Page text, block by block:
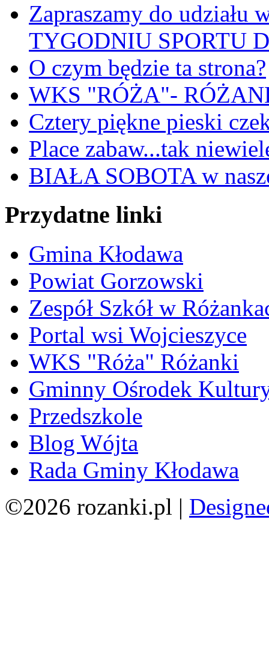
Zapraszamy do udziału
TYGODNIU SPORTU
O czym będzie ta strona?
WKS "RÓŻA"-
Cztery piękne pieski
Place zabaw...tak
BIAŁA SOBOTA w
Przydatne linki
Gmina Kłodawa
Powiat Gorzowski
Zespół Szkół w
Portal wsi Wojcieszyce
WKS "Róża" Różanki
Gminny Ośrodek
Przedszkole
Blog Wójta
Rada Gminy Kłodawa
©2026 rozanki.pl |